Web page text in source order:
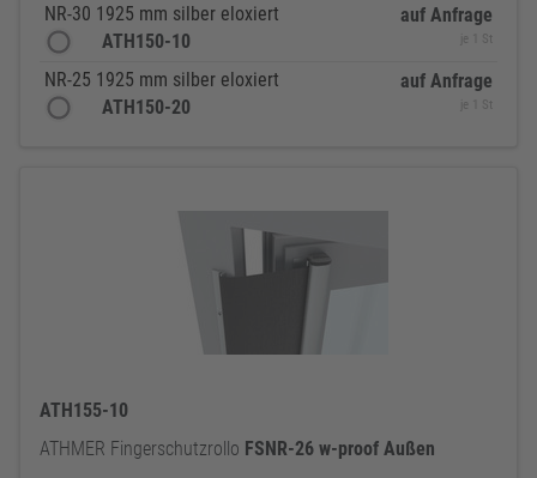
NR-30 1925 mm silber eloxiert
ATH150-10
auf Anfrage
je 1 St
NR-25 1925 mm silber eloxiert
ATH150-20
auf Anfrage
je 1 St
ATH155-10
ATHMER Fingerschutzrollo FSNR-26 w-proof Außen